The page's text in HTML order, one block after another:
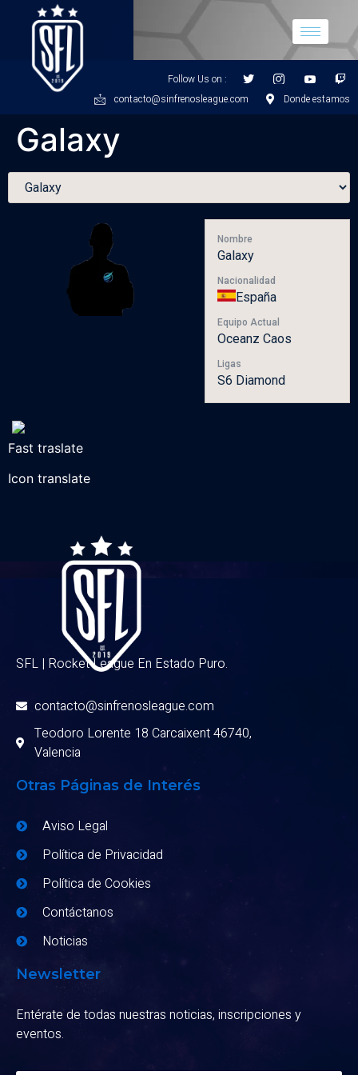
Follow Us on :
contacto@sinfrenosleague.com
Donde estamos
Galaxy
Nombre
Galaxy
Nacionalidad
España
Equipo Actual
Oceanz Caos
Ligas
S6 Diamond
Fast traslate
Icon translate
SFL | Rocket League En Estado Puro.
contacto@sinfrenosleague.com
Teodoro Lorente 18 Carcaixent 46740,
Valencia
Otras Páginas de Interés
Aviso Legal
Política de Privacidad
Política de Cookies
Contáctanos
Noticias
Newsletter
Entérate de todas nuestras noticias, inscripciones y
eventos.